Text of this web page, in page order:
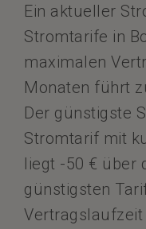
Ein aktueller
Stromtarife in
maximalen
Monaten führt
Der günstigste
Stromtarif mit
liegt -50 € über
günstigsten